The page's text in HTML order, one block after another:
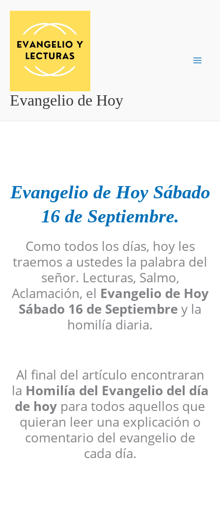
contenido
Evangelio de Hoy
Evangelio de Hoy Sábado
16 de Septiembre.
Como todos los días, hoy les
traemos a ustedes la palabra del
señor. Lecturas, Salmo,
Aclamación, el Evangelio de Hoy
Sábado 16 de Septiembrey la
homilía diaria.
Al final del artículo encontraran
la Homilía del Evangelio del día
de hoy para todos aquellos que
quieran leer una explicación o
comentario del evangelio de
cada día.